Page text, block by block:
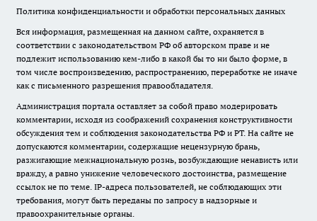
Политика конфиденциальности и обработки персональных данных
Вся информация, размещенная на данном сайте, охраняется в
соответствии с законодательством РФ об авторском праве и не
подлежит использованию кем-либо в какой бы то ни было форме, в
том числе воспроизведению, распространению, переработке не иначе
как с письменного разрешения правообладателя.
Администрация портала оставляет за собой право модерировать
комментарии, исходя из соображений сохранения конструктивности
обсуждения тем и соблюдения законодательства РФ и РТ. На сайте не
допускаются комментарии, содержащие нецензурную брань,
разжигающие межнациональную рознь, возбуждающие ненависть или
вражду, а равно унижение человеческого достоинства, размещение
ссылок не по теме. IP-адреса пользователей, не соблюдающих эти
требования, могут быть переданы по запросу в надзорные и
правоохранительные органы.